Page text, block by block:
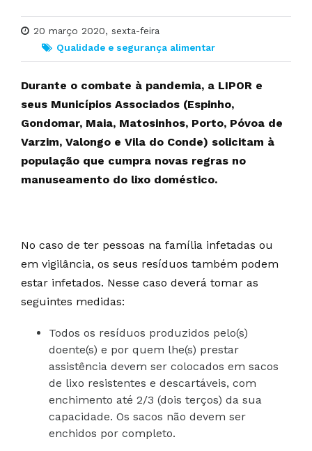
20 março 2020, sexta-feira
Qualidade e segurança alimentar
Durante o combate à pandemia, a LIPOR e
seus Municípios Associados (Espinho,
Gondomar, Maia, Matosinhos, Porto, Póvoa de
Varzim, Valongo e Vila do Conde) solicitam à
população que cumpra novas regras no
manuseamento do lixo doméstico.
No caso de ter pessoas na família infetadas ou
em vigilância, os seus resíduos também podem
estar infetados. Nesse caso deverá tomar as
seguintes medidas:
Todos os resíduos produzidos pelo(s)
doente(s) e por quem lhe(s) prestar
assistência devem ser colocados em sacos
de lixo resistentes e descartáveis, com
enchimento até 2/3 (dois terços) da sua
capacidade. Os sacos não devem ser
enchidos por completo.